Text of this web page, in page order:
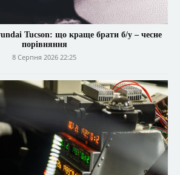
Tucson: що краще брати б/у – чесне
порівняння
8 Серпня 2026 22:25